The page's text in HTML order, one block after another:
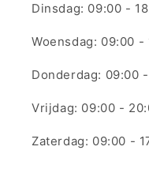
Dinsdag: 09:00 -
Woensdag: 09:00 -
Donderdag: 09:00
Vrijdag: 09:00 -
Zaterdag: 09:00 -